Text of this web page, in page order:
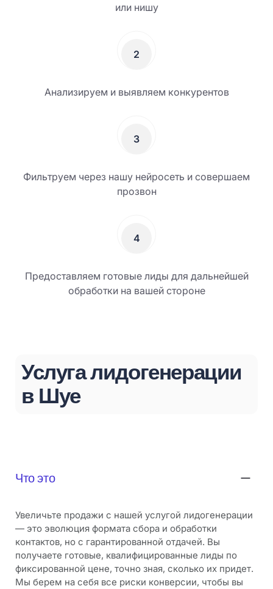
или нишу
2
Анализируем и выявляем конкурентов
3
Фильтруем через нашу нейросеть и совершаем
прозвон
4
Предоставляем готовые лиды для дальнейшей
обработки на вашей стороне
Услуга лидогенерации
в Шуе
Что это
Увеличьте продажи с нашей услугой лидогенерации
— это эволюция формата сбора и обработки
контактов, но с гарантированной отдачей. Вы
получаете готовые, квалифицированные лиды по
фиксированной цене, точно зная, сколько их придет.
Мы берем на себя все риски конверсии, чтобы вы